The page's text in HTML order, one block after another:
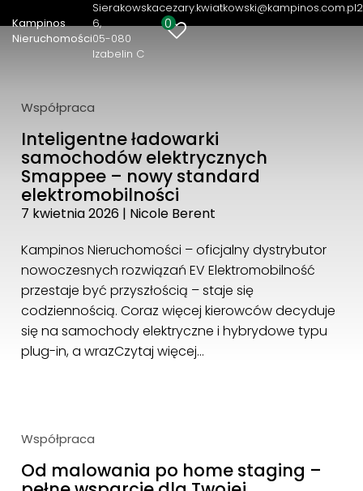
Kampinos
Nieruchomości
Sierakowska
6
05-080
Izabelin C
cezary.kwiatkowski@kampinos.com.pl
0
Kampinos Nieruchomości
Sierakowska 6
Współpraca
Inteligentne ładowarki
samochodów elektrycznych
Smappee – nowy standard
elektromobilności
7 kwietnia 2026 | Nicole Berent
Kampinos Nieruchomości – oficjalny dystrybutor
nowoczesnych rozwiązań EV Elektromobilność
przestaje być przyszłością – staje się
codziennością. Coraz więcej kierowców decyduje
się na samochody elektryczne i hybrydowe typu
plug-in, a wrazCzytaj więcej…
Współpraca
Od malowania po home staging –